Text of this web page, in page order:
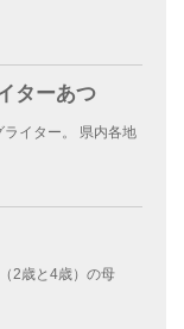
ターあつ
イター。 県内各地
2歳と4歳）の母